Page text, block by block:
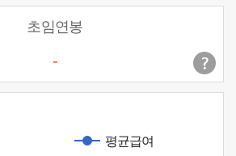
초임연봉
-
평균급여